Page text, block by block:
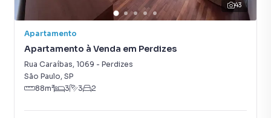
43
Apartamento
Apartamento à Venda em Perdizes
Rua Caraíbas, 1069 - Perdizes
São Paulo, SP
88m² 3 3 2